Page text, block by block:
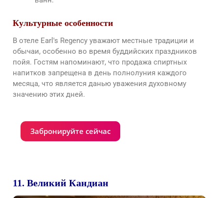
Культурные особенности
В отеле Earl's Regency уважают местные традиции и
обычаи, особенно во время буддийских праздников
пойя. Гостям напоминают, что продажа спиртных
напитков запрещена в день полнолуния каждого
месяца, что является данью уважения духовному
значению этих дней.
Забронируйте сейчас
11. Великий Кандиан